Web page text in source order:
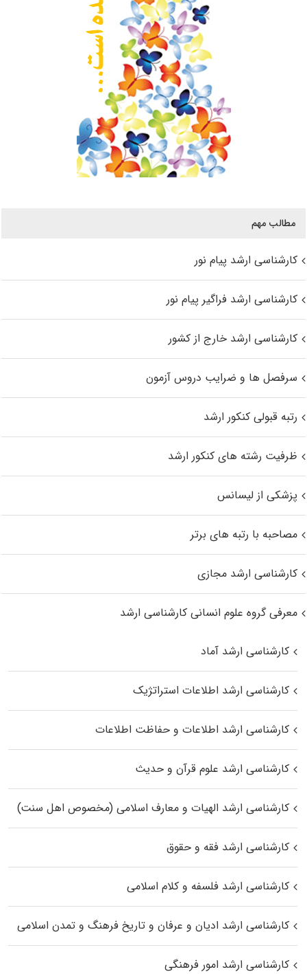
مطالب مهم
کارشناسی ارشد پیام نور
کارشناسی ارشد فراگیر پیام نور
کارشناسی ارشد خارج از کشور
سرفصل ها و ضرایب دروس آزمون
رتبه قبولی کنکور ارشد
ظرفیت رشته های کنکور ارشد
پزشکی از لیسانس
مصاحبه با رتبه های برتر
کارشناسی ارشد مجازی
معرفی گروه علوم انسانی کارشناسی ارشد
کارشناسی ارشد آماد
کارشناسی ارشد اطلاعات استراتژیک
کارشناسی ارشد اطلاعات و حفاظت اطلاعات
کارشناسی ارشد علوم قرآن و حدیث
کارشناسی ارشد الهیات و معارف اسلامی (مخصوص اهل سنت)
کارشناسی ارشد فقه و حقوق
کارشناسی ارشد فلسفه و کلام اسلامی
کارشناسی ارشد ادیان و عرفان و تاریخ فرهنگ و تمدن اسلامی
کارشناسی ارشد امور فرهنگی